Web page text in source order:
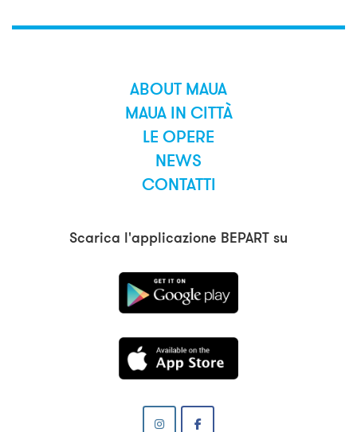
ABOUT MAUA
MAUA IN CITTÀ
LE OPERE
NEWS
CONTATTI
Scarica l'applicazione BEPART su